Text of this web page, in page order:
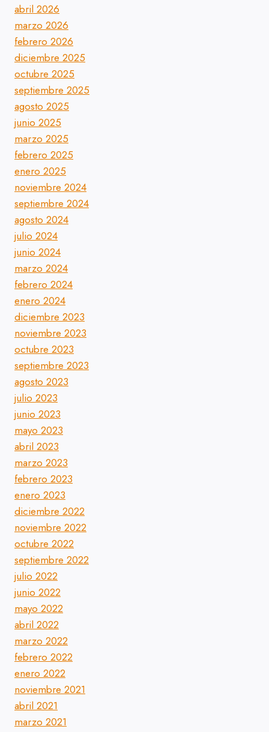
abril 2026
marzo 2026
febrero 2026
diciembre 2025
octubre 2025
septiembre 2025
agosto 2025
junio 2025
marzo 2025
febrero 2025
enero 2025
noviembre 2024
septiembre 2024
agosto 2024
julio 2024
junio 2024
marzo 2024
febrero 2024
enero 2024
diciembre 2023
noviembre 2023
octubre 2023
septiembre 2023
agosto 2023
julio 2023
junio 2023
mayo 2023
abril 2023
marzo 2023
febrero 2023
enero 2023
diciembre 2022
noviembre 2022
octubre 2022
septiembre 2022
julio 2022
junio 2022
mayo 2022
abril 2022
marzo 2022
febrero 2022
enero 2022
noviembre 2021
abril 2021
marzo 2021